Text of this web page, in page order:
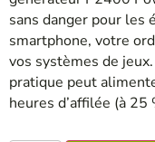
sans danger pour les
smartphone, votre
vos systèmes de
pratique peut
heures d’affilée (à 25